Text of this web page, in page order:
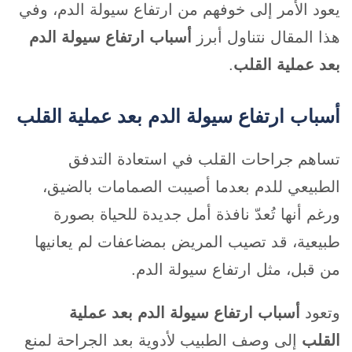
يعود الأمر إلى خوفهم من ارتفاع سيولة الدم، وفي
هذا المقال نتناول أبرز
أسباب ارتفاع سيولة الدم
بعد عملية القلب.
أسباب ارتفاع سيولة الدم بعد عملية القلب
تساهم جراحات القلب في استعادة التدفق
الطبيعي للدم بعدما أصيبت الصمامات بالضيق،
ورغم أنها تُعدّ نافذة أمل جديدة للحياة بصورة
طبيعية، قد تصيب المريض بمضاعفات لم يعانيها
من قبل، مثل ارتفاع سيولة الدم.
وتعود أسباب ارتفاع سيولة الدم بعد عملية
القلب
إلى وصف الطبيب لأدوية بعد الجراحة لمنع